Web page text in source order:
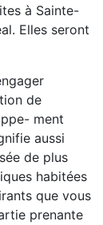
à Sainte-
Elles seront
de
ment
aussi
de plus
habitées
que vous
prenante